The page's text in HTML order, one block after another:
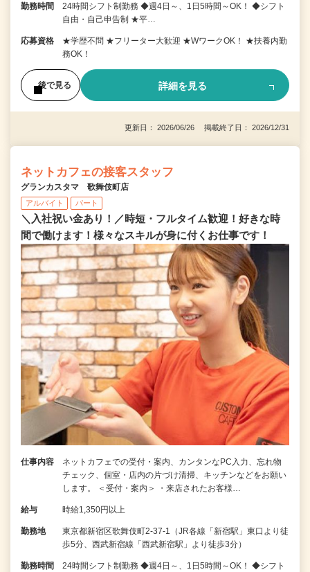
勤務時間
24時間シフト制勤務 ◆週4日～、1日5時間～OK！ ◆シフト
自由・自己申告制 ★平…
応募資格
★学歴不問 ★フリーター大歓迎 ★WワークOK！ ★扶養内勤
務OK！
後で見る 詳細を見る
更新日： 2026/06/26 掲載終了日： 2026/12/31
ネットカフェの接客スタッフ
グランカスタマ 歌舞伎町店
アルバイト パート
＼入社祝い金あり！／時短・フルタイム歓迎！好きな時
間で働けます！様々なスキルが身に付くお仕事です！
仕事内容
ネットカフェでの受付・案内、カンタンなPC入力、忘れ物
チェック、個室・店内の片づけ清掃、キッチンなどをお願い
します。 ＜受付・案内＞ ・来店されたお客様…
給与 時給1,350円以上
勤務地
東京都新宿区歌舞伎町2-37-1（JR各線「新宿駅」東口より徒
歩5分、西武新宿線「西武新宿駅」より徒歩3分）
勤務時間 24時間シフト制勤務 ◆週4日～、1日5時間～OK！ ◆シフト